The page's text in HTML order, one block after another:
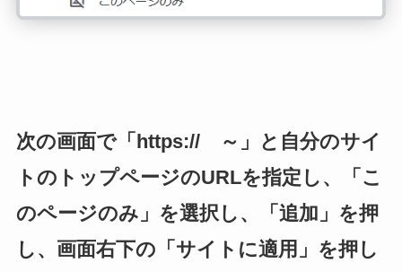
次の画面で「https:// ～」と自分のサイ
トのトップページのURLを指定し、「こ
のページのみ」を選択し、「追加」を押
し、画面右下の「サイトに適用」を押し